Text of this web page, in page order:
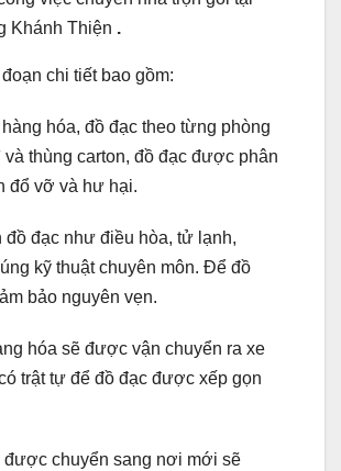
Khánh Thiện .
chi tiết bao gồm:
hóa, đồ đạc theo từng phòng
và thùng carton, đồ đạc được phân
đổ vỡ và hư hại.
đồ đạc như điều hòa, tử lạnh,
kỹ thuật chuyên môn. Để đồ
bảo nguyên vẹn.
hóa sẽ được vận chuyển ra xe
trật tự để đồ đạc được xếp gọn
được chuyển sang nơi mới sẽ